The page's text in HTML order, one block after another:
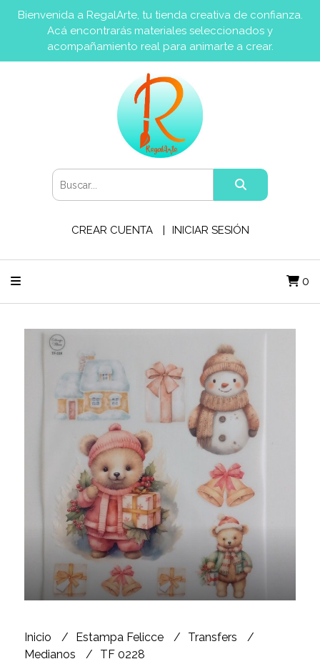
Bienvenida a RegalArte, tu tienda creativa de confianza.
Acá encontrarás materiales seleccionados y
acompañamiento real para animarte a crear.
CREAR CUENTA INICIAR SESIÓN
0
Inicio Estampa Felicce
Transfers
Medianos
TF 0228